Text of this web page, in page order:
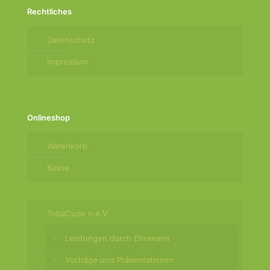
Rechtliches
Datenschutz
Impressum
Onlineshop
Warenkorb
Kasse
TobaCycle n.e.V.
Leistungen durch Ehrenamt
Vorträge und Präsentationen